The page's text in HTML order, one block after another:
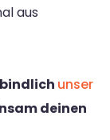
aus
unser
deinen